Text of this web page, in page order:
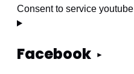
Consent to service youtube
Facebook